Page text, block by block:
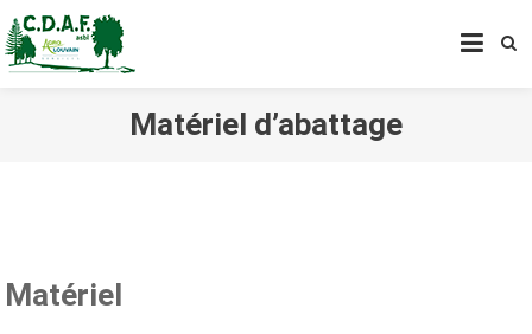
CENTRE DE DÉVELOPPEMENT
Matériel d’abattage
Matériel